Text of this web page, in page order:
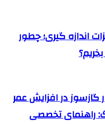
اندازه گیری؛ چطور
در افزایش عمر
راهنمای تخصصی